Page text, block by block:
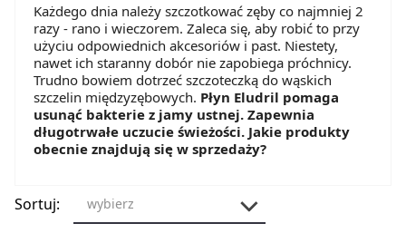
Każdego dnia należy szczotkować zęby co najmniej 2
razy - rano i wieczorem. Zaleca się, aby robić to przy
użyciu odpowiednich akcesoriów i past. Niestety,
nawet ich staranny dobór nie zapobiega próchnicy.
Trudno bowiem dotrzeć szczoteczką do wąskich
szczelin międzyzębowych. Płyn Eludril pomaga
usunąć bakterie z jamy ustnej. Zapewnia
długotrwałe uczucie świeżości. Jakie produkty
obecnie znajdują się w sprzedaży?
Sortuj: wybierz